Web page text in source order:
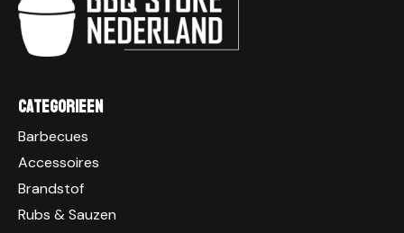
Categorieen
Barbecues
Accessoires
Brandstof
Rubs & Sauzen